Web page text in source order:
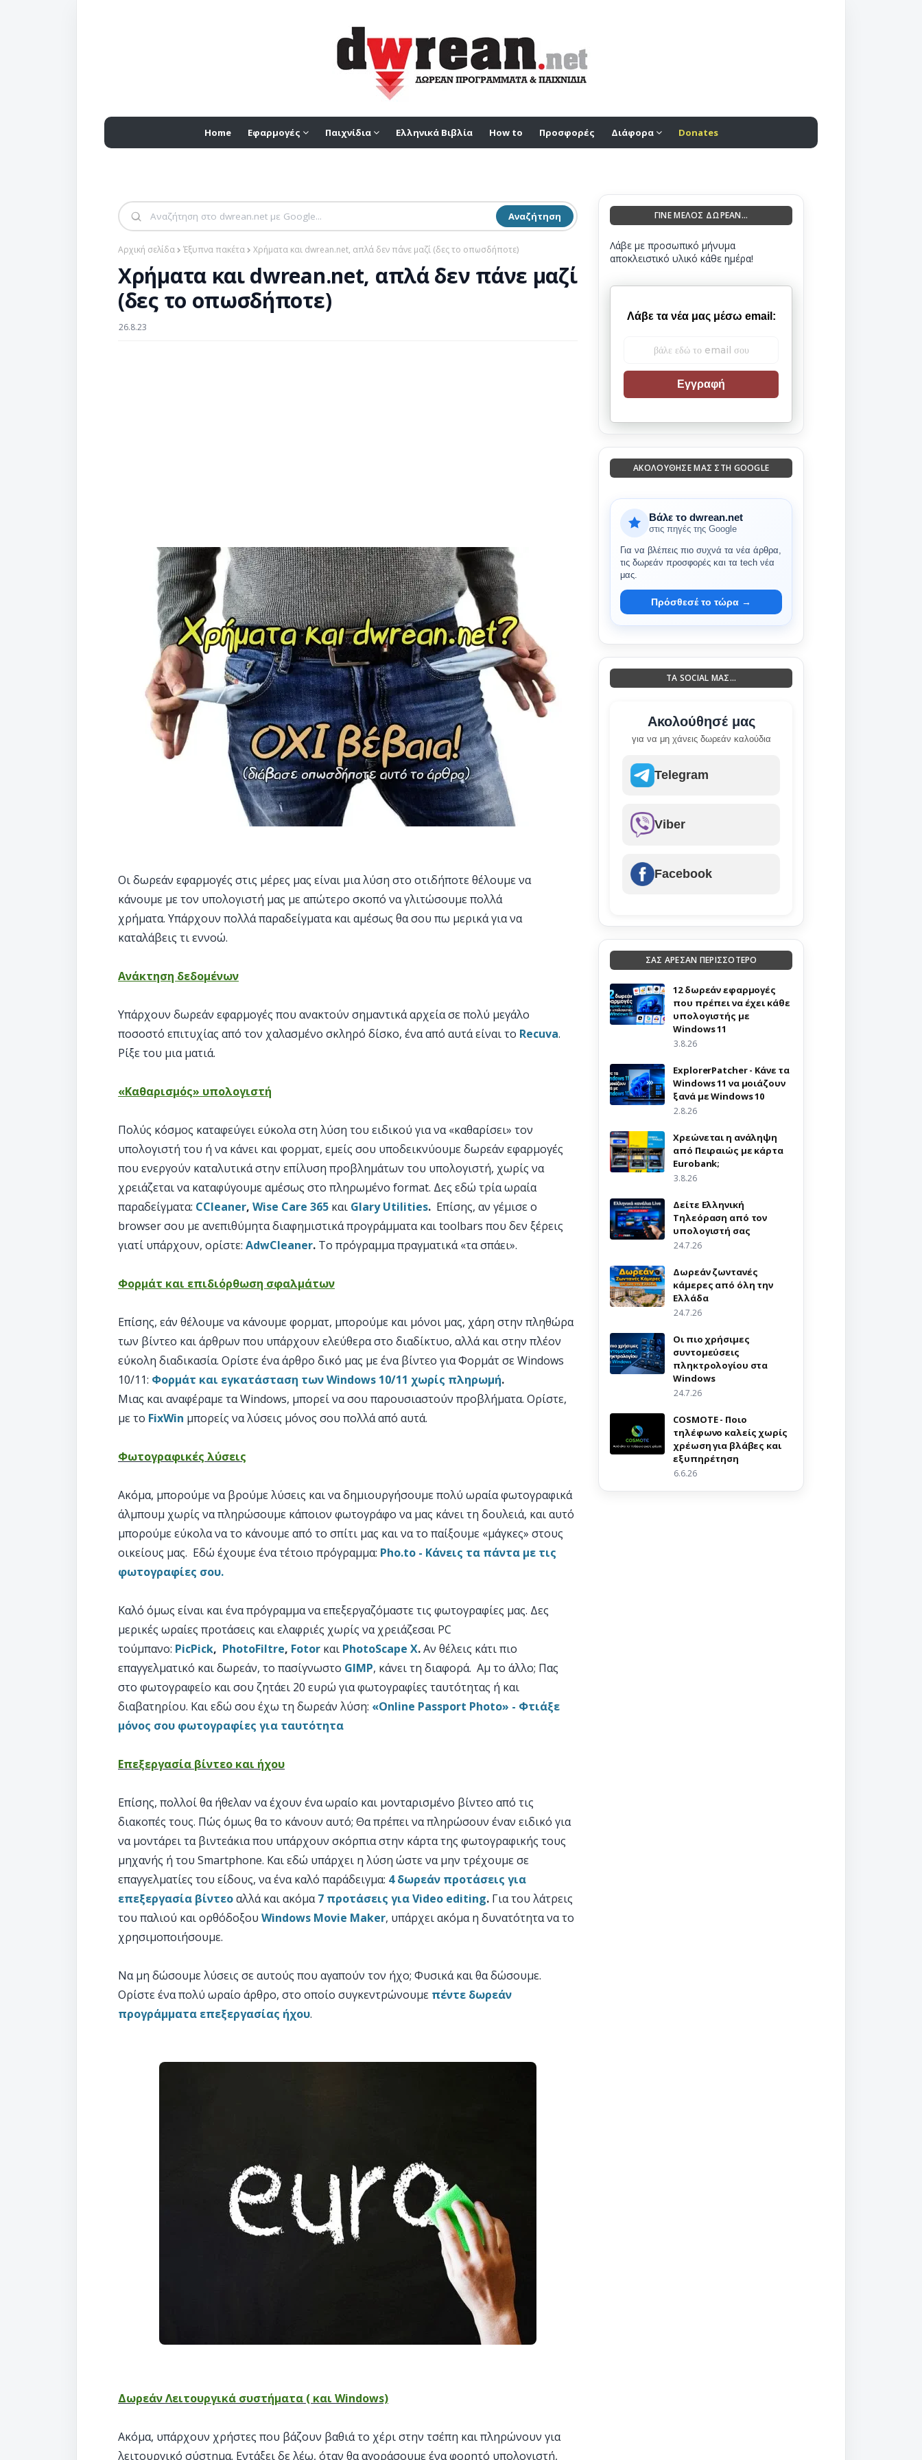
Home Εφαρμογές Παιχνίδια Ελληνικά Βιβλία How to Προσφορές Διάφορα Donates
Αναζήτηση
Αρχική σελίδα Έξυπνα πακέτα Χρήματα και dwrean.net, απλά δεν πάνε μαζί (δες το οπωσδήποτε)
Χρήματα και dwrean.net, απλά δεν πάνε μαζί
(δες το οπωσδήποτε)
26.8.23
Οι δωρεάν εφαρμογές στις μέρες μας είναι μια λύση στο οτιδήποτε θέλουμε να
κάνουμε με τον υπολογιστή μας με απώτερο σκοπό να γλιτώσουμε πολλά
χρήματα. Υπάρχουν πολλά παραδείγματα και αμέσως θα σου πω μερικά για να
καταλάβεις τι εννοώ.
Ανάκτηση δεδομένων
Υπάρχουν δωρεάν εφαρμογές που ανακτούν σημαντικά αρχεία σε πολύ μεγάλο
ποσοστό επιτυχίας από τον χαλασμένο σκληρό δίσκο, ένα από αυτά είναι το Recuva.
Ρίξε του μια ματιά.
«Καθαρισμός» υπολογιστή
Πολύς κόσμος καταφεύγει εύκολα στη λύση του ειδικού για να «καθαρίσει» τον
υπολογιστή του ή να κάνει και φορματ, εμείς σου υποδεικνύουμε δωρεάν εφαρμογές
που ενεργούν καταλυτικά στην επίλυση προβλημάτων του υπολογιστή, χωρίς να
χρειάζεται να καταφύγουμε αμέσως στο πληρωμένο format. Δες εδώ τρία ωραία
παραδείγματα: CCleaner, Wise Care 365 και Glary Utilities. Επίσης, αν γέμισε ο
browser σου με ανεπιθύμητα διαφημιστικά προγράμματα και toolbars που δεν ξέρεις
γιατί υπάρχουν, ορίστε: AdwCleaner. Το πρόγραμμα πραγματικά «τα σπάει».
Φορμάτ και επιδιόρθωση σφαλμάτων
Επίσης, εάν θέλουμε να κάνουμε φορματ, μπορούμε και μόνοι μας, χάρη στην πληθώρα
των βίντεο και άρθρων που υπάρχουν ελεύθερα στο διαδίκτυο, αλλά και στην πλέον
εύκολη διαδικασία. Ορίστε ένα άρθρο δικό μας με ένα βίντεο για Φορμάτ σε Windows
10/11: Φορμάτ και εγκατάσταση των Windows 10/11 χωρίς πληρωμή.
Μιας και αναφέραμε τα Windows, μπορεί να σου παρουσιαστούν προβλήματα. Ορίστε,
με το FixWin μπορείς να λύσεις μόνος σου πολλά από αυτά.
Φωτογραφικές λύσεις
Ακόμα, μπορούμε να βρούμε λύσεις και να δημιουργήσουμε πολύ ωραία φωτογραφικά
άλμπουμ χωρίς να πληρώσουμε κάποιον φωτογράφο να μας κάνει τη δουλειά, και αυτό
μπορούμε εύκολα να το κάνουμε από το σπίτι μας και να το παίξουμε «μάγκες» στους
οικείους μας. Εδώ έχουμε ένα τέτοιο πρόγραμμα: Pho.to - Κάνεις τα πάντα με τις
φωτογραφίες σου.
Καλό όμως είναι και ένα πρόγραμμα να επεξεργαζόμαστε τις φωτογραφίες μας. Δες
μερικές ωραίες προτάσεις και ελαφριές χωρίς να χρειάζεσαι PC
τούμπανο: PicPick, PhotoFiltre, Fotor και PhotoScape X.Αν θέλεις κάτι πιο
επαγγελματικό και δωρεάν, το πασίγνωστο GIMP, κάνει τη διαφορά. Αμ το άλλο; Πας
στο φωτογραφείο και σου ζητάει 20 ευρώ για φωτογραφίες ταυτότητας ή και
διαβατηρίου. Και εδώ σου έχω τη δωρεάν λύση: «Online Passport Photo» - Φτιάξε
μόνος σου φωτογραφίες για ταυτότητα
Επεξεργασία βίντεο και ήχου
Επίσης, πολλοί θα ήθελαν να έχουν ένα ωραίο και μονταρισμένο βίντεο από τις
διακοπές τους. Πώς όμως θα το κάνουν αυτό; Θα πρέπει να πληρώσουν έναν ειδικό για
να μοντάρει τα βιντεάκια που υπάρχουν σκόρπια στην κάρτα της φωτογραφικής τους
μηχανής ή του Smartphone. Και εδώ υπάρχει η λύση ώστε να μην τρέχουμε σε
επαγγελματίες του είδους, να ένα καλό παράδειγμα: 4 δωρεάν προτάσεις για
επεξεργασία βίντεοαλλά και ακόμα 7 προτάσεις για Video editing. Για του λάτρεις
του παλιού και ορθόδοξου Windows Movie Maker, υπάρχει ακόμα η δυνατότητα να το
χρησιμοποιήσουμε.
Να μη δώσουμε λύσεις σε αυτούς που αγαπούν τον ήχο; Φυσικά και θα δώσουμε.
Ορίστε ένα πολύ ωραίο άρθρο, στο οποίο συγκεντρώνουμε πέντε δωρεάν
προγράμματα επεξεργασίας ήχου.
Δωρεάν Λειτουργικά συστήματα ( και Windows)
Ακόμα, υπάρχουν χρήστες που βάζουν βαθιά το χέρι στην τσέπη και πληρώνουν για
λειτουργικό σύστημα. Εντάξει δε λέω, όταν θα αγοράσουμε ένα φορητό υπολογιστή,
ΓΙΝΕ ΜΕΛΟΣ ΔΩΡΕΑΝ...
Λάβε με προσωπικό μήνυμα
αποκλειστικό υλικό κάθε ημέρα!
Λάβε τα νέα μας μέσω email:
Εγγραφή
ΑΚΟΛΟΎΘΗΣΈ ΜΑΣ ΣΤΗ GOOGLE
Βάλε το dwrean.net
στις πηγές της Google
Για να βλέπεις πιο συχνά τα νέα άρθρα,
τις δωρεάν προσφορές και τα tech νέα
μας.
Πρόσθεσέ το τώρα →
ΤΑ SOCIAL ΜΑΣ...
Ακολούθησέ μας
για να μη χάνεις δωρεάν καλούδια
Telegram
Viber
Facebook
ΣΑΣ ΑΡΕΣΑΝ ΠΕΡΙΣΣΟΤΕΡΟ
12 δωρεάν εφαρμογές
που πρέπει να έχει κάθε
υπολογιστής με
Windows 11
3.8.26
ExplorerPatcher - Κάνε τα
Windows 11 να μοιάζουν
ξανά με Windows 10
2.8.26
Χρεώνεται η ανάληψη
από Πειραιώς με κάρτα
Eurobank;
3.8.26
Δείτε Ελληνική
Τηλεόραση από τον
υπολογιστή σας
24.7.26
Δωρεάν ζωντανές
κάμερες από όλη την
Ελλάδα
24.7.26
Οι πιο χρήσιμες
συντομεύσεις
πληκτρολογίου στα
Windows
24.7.26
COSMOTE - Ποιο
τηλέφωνο καλείς χωρίς
χρέωση για βλάβες και
εξυπηρέτηση
6.6.26